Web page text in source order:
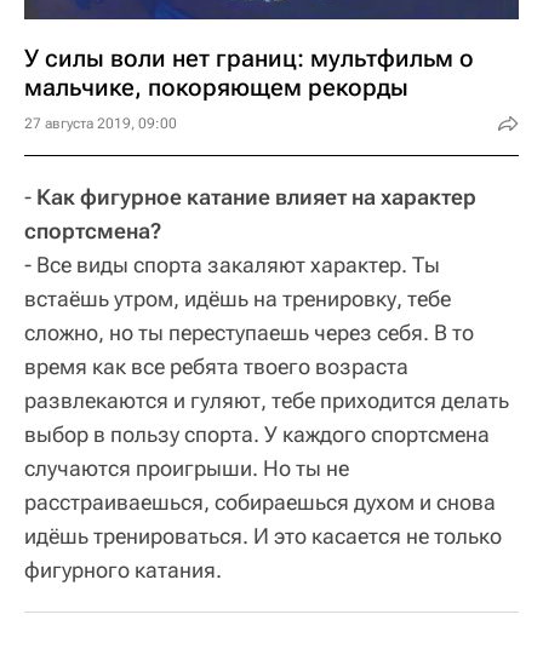
У силы воли нет границ: мультфильм о
мальчике, покоряющем рекорды
27 августа 2019, 09:00
- Как фигурное катание влияет на характер
спортсмена?
- Все виды спорта закаляют характер. Ты
встаёшь утром, идёшь на тренировку, тебе
сложно, но ты переступаешь через себя. В то
время как все ребята твоего возраста
развлекаются и гуляют, тебе приходится делать
выбор в пользу спорта. У каждого спортсмена
случаются проигрыши. Но ты не
расстраиваешься, собираешься духом и снова
идёшь тренироваться. И это касается не только
фигурного катания.